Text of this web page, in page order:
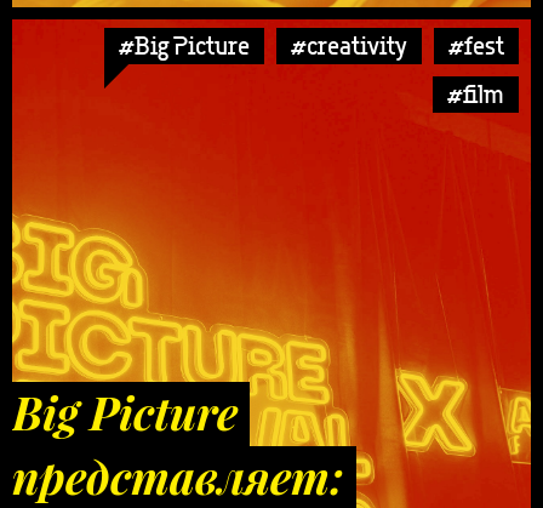
#Big Picture #creativity
#fest
#film
Big Picture
представляет: